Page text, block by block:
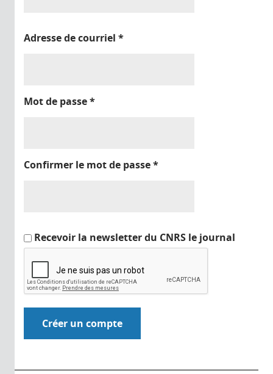
Adresse de courriel *
Mot de passe*
Confirmer le mot de passe*
Recevoir la newsletter du CNRS le journal